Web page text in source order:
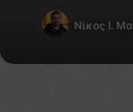
Nίκος Ι.